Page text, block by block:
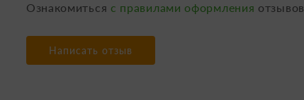
Ознакомиться с правилами оформления отзывов
Написать отзыв